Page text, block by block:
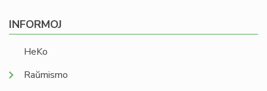
INFORMOJ
HeKo
Raŭmismo